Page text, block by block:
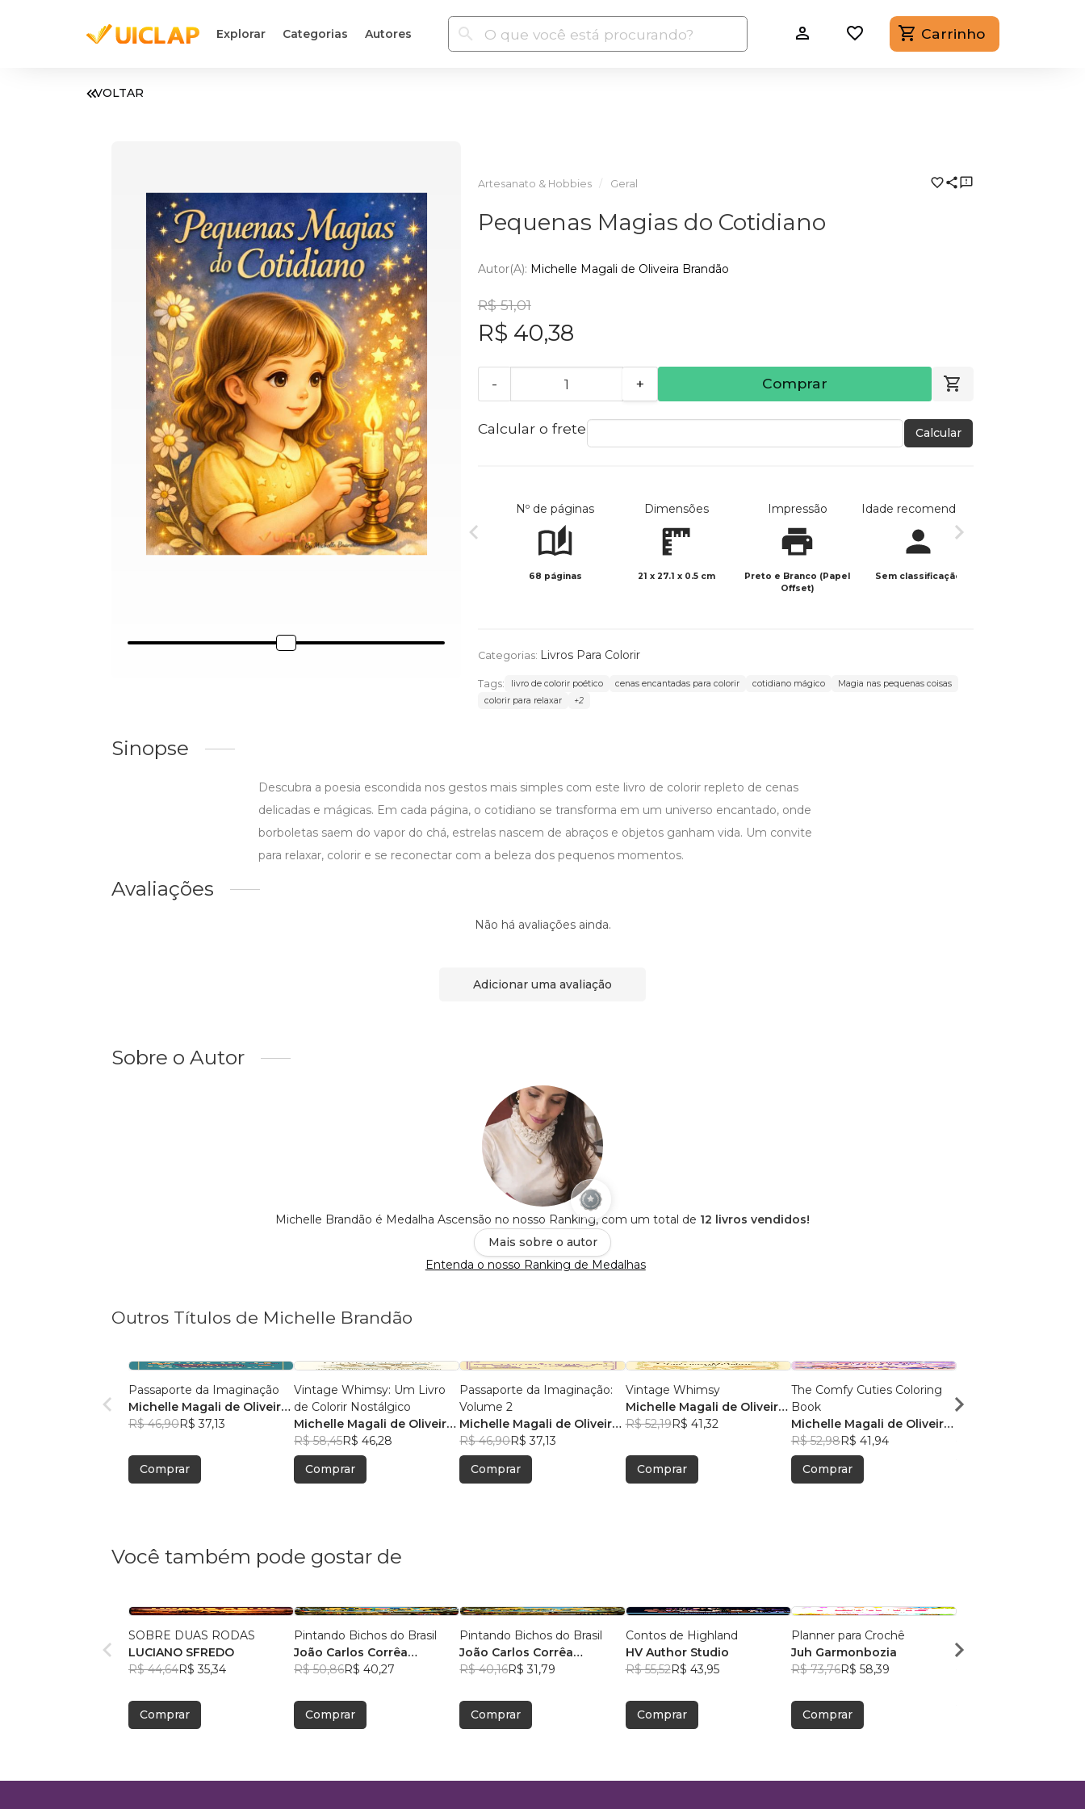
Explorar Categorias Autores Carrinho
VOLTAR
Artesanato & Hobbies Geral
Pequenas Magias do Cotidiano
Autor(a): Michelle Magali de Oliveira Brandão
R$ 51,01
R$ 40,38
- + Comprar
Calcular o frete Calcular
Nº de páginas
68 páginas
Dimensões
21 x 27.1 x 0.5 cm
Impressão
Preto e Branco (Papel
Offset)
Idade recomendada
Sem classificação
Categorias: Livros Para Colorir
Tags: livro de colorir poético cenas encantadas para colorir cotidiano mágico
Magia nas pequenas coisas
colorir para relaxar
+2
Sinopse
Descubra a poesia escondida nos gestos mais simples com este livro de colorir repleto de cenas
delicadas e mágicas. Em cada página, o cotidiano se transforma em um universo encantado, onde
borboletas saem do vapor do chá, estrelas nascem de abraços e objetos ganham vida. Um convite
para relaxar, colorir e se reconectar com a beleza dos pequenos momentos.
Avaliações
Não há avaliações ainda.
Adicionar uma avaliação
Sobre o Autor
Michelle Brandão é Medalha Ascensão no nosso Ranking, com um total de 12 livros vendidos!
Mais sobre o autor
Entenda o nosso Ranking de Medalhas
Outros Títulos de Michelle Brandão
Passaporte da Imaginação
Michelle Magali de Oliveira
Brandão
R$ 46,90R$ 37,13
Comprar
Vintage Whimsy: Um Livro
de Colorir Nostálgico
Michelle Magali de Oliveira
Br
R$ 58,45R$ 46,28
Comprar
Passaporte da Imaginação:
Volume 2
Michelle Magali de Oliveira
Brandão
R$ 46,90R$ 37,13
Comprar
Vintage Whimsy
Michelle Magali de Oliveira
Brandão
R$ 52,19R$ 41,32
Comprar
The Comfy Cuties Coloring
Book
Michelle Magali de Oliveira
Brandão
R$ 52,98R$ 41,94
Comprar
Book
Você também pode gostar de
SOBRE DUAS RODAS
LUCIANO SFREDO
R$ 44,64R$ 35,34
Comprar
Pintando Bichos do Brasil
João Carlos Corrêa
Caminha
R$ 50,86R$ 40,27
Comprar
Pintando Bichos do Brasil
João Carlos Corrêa
Caminha
R$ 40,16R$ 31,79
Comprar
Contos de Highland
HV Author Studio
R$ 55,52R$ 43,95
Comprar
Planner para Crochê
Juh Garmonbozia
R$ 73,76R$ 58,39
Comprar
Rebeca Traldi